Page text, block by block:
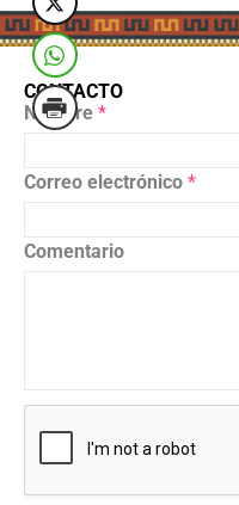
CONTACTO
Nombre *
Correo electrónico *
Comentario